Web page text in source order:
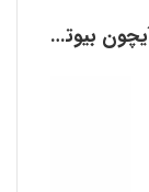
ژل لاغری ضد سلولیت حاوی کافئین آیچون بیوتی AICHUN BEAUTY